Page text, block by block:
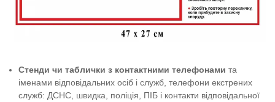
Стенди чи таблички з контактними телефонами та
іменами відповідальних осіб і служб, телефони екстрених
служб: ДСНС, швидка, поліція, ПІБ і контакти відповідальної